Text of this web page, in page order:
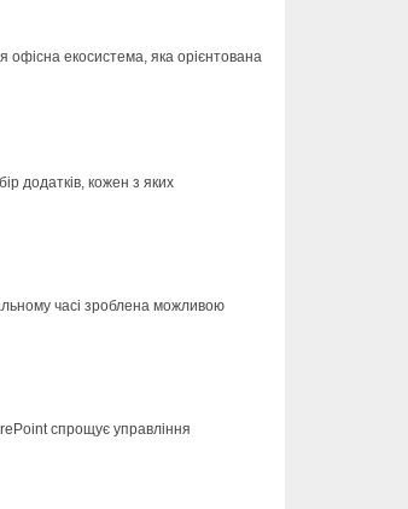
офісна екосистема, яка орієнтована
додатків, кожен з яких
часі зроблена можливою
спрощує управління